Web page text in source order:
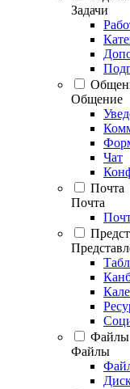
Задачи
Общение
Чат
Почта
Почта
Файлы
Файлы